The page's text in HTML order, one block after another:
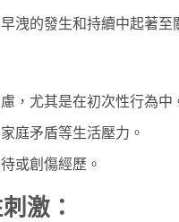
洩的發生和持續中起著
，尤其是在初次性行為中
庭矛盾等生活壓力。
或創傷經歷。
激：